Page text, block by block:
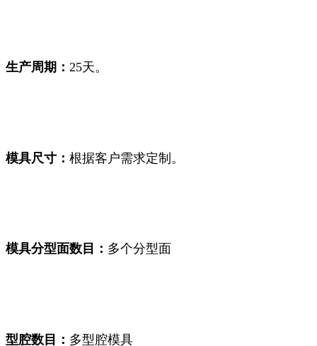
生产周期： 25天。
模具尺寸： 根据客户需求定制。
模具分型面数目： 多个分型面
型腔数目： 多型腔模具